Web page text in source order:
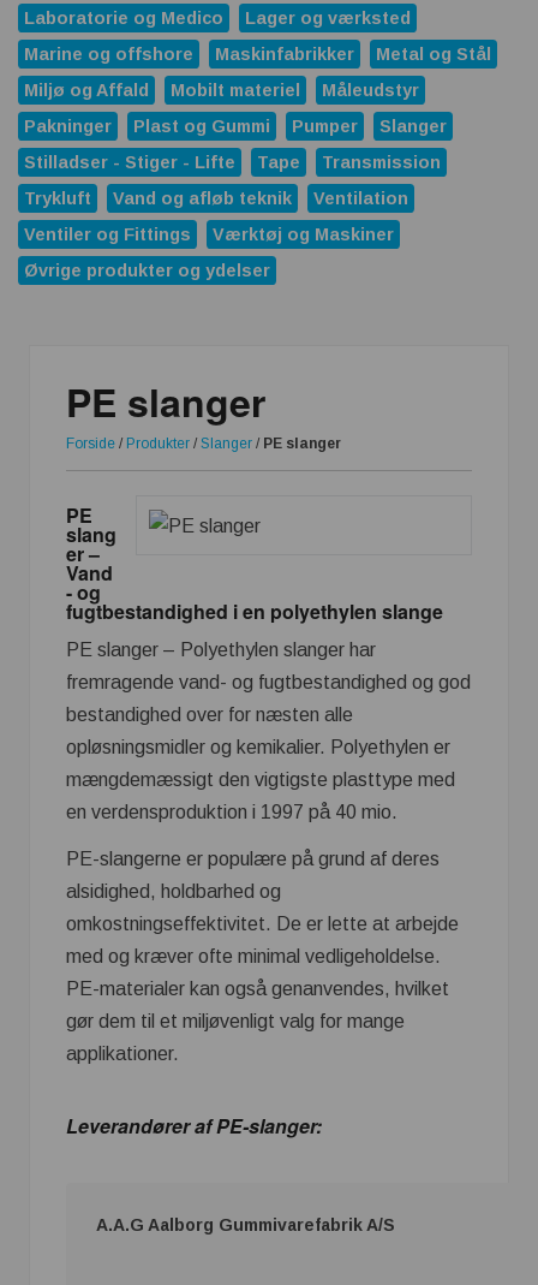
Laboratorie og Medico
Lager og værksted
Marine og offshore
Maskinfabrikker
Metal og Stål
Miljø og Affald
Mobilt materiel
Måleudstyr
Pakninger
Plast og Gummi Pumper
Slanger
Stilladser - Stiger - Lifte
Tape
Transmission
Trykluft
Vand og afløb teknik
Ventilation
Ventiler og Fittings
Værktøj og Maskiner
Øvrige produkter og ydelser
PE slanger
Forside / Produkter / Slanger / PE slanger
PE
slang
er –
Vand
- og
fugtbestandighed i en polyethylen slange
PE slanger – Polyethylen slanger har
fremragende vand- og fugtbestandighed og god
bestandighed over for næsten alle
opløsningsmidler og kemikalier. Polyethylen er
mængdemæssigt den vigtigste plasttype med
en verdensproduktion i 1997 på 40 mio.
PE-slangerne er populære på grund af deres
alsidighed, holdbarhed og
omkostningseffektivitet. De er lette at arbejde
med og kræver ofte minimal vedligeholdelse.
PE-materialer kan også genanvendes, hvilket
gør dem til et miljøvenligt valg for mange
applikationer.
Leverandører af PE-slanger:
A.A.G Aalborg Gummivarefabrik A/S